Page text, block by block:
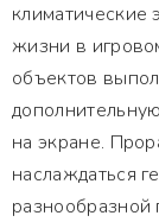
жизни в
объектов
на экране.
наслаждаться
разнообразной